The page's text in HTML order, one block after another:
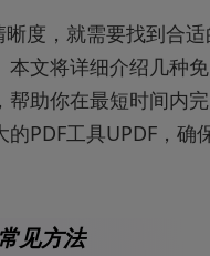
度，就需要找到合
本文将详细介绍几种免
帮助你在最短时间内完
PDF工具UPDF，确
见方法